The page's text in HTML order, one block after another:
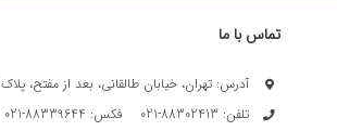
تماس با ما
آدرس: تهران، خیابان طالقانی، بعد از مفتح، پلاک 153، واحد 12
تلفن: 88302413-021 فکس: 88339644-021